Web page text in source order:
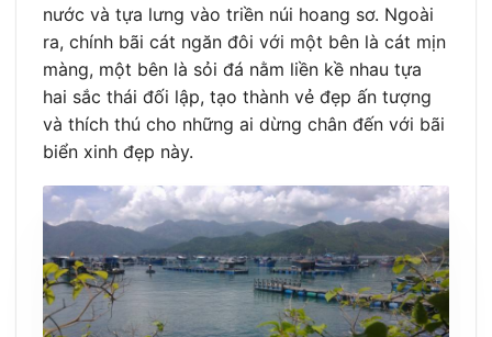
nước và tựa lưng vào triền núi hoang sơ. Ngoài
ra, chính bãi cát ngăn đôi với một bên là cát mịn
màng, một bên là sỏi đá nằm liền kề nhau tựa
hai sắc thái đối lập, tạo thành vẻ đẹp ấn tượng
và thích thú cho những ai dừng chân đến với bãi
biển xinh đẹp này.